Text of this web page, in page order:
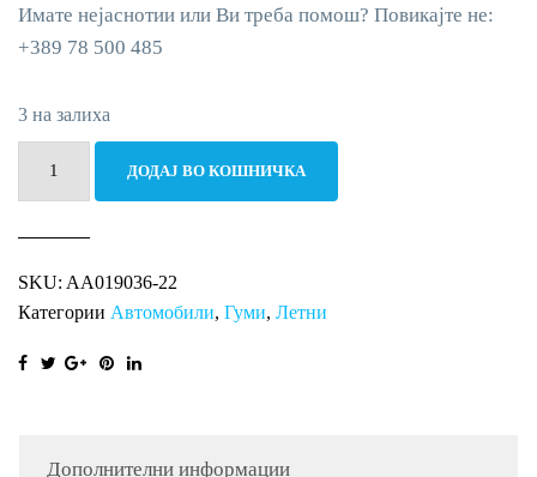
Имате нејаснотии или Ви треба помош? Повикајте не:
+389 78 500 485
3 на залиха
количина
ДОДАЈ ВО КОШНИЧКА
SKU: AA019036-22
Категории Автомобили, Гуми, Летни
Дополнителни информации